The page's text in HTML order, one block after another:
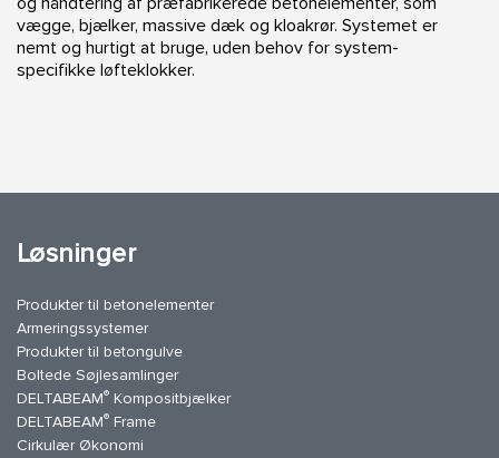
vægge, bjælker, massive dæk og kloakrør. Systemet er
nemt og hurtigt at bruge, uden behov for system-
specifikke løfteklokker.
Løsninger
Produkter til betonelementer
Armeringssystemer
Produkter til betongulve
Boltede Søjlesamlinger
DELTABEAM® Kompositbjælker
DELTABEAM® Frame
Cirkulær Økonomi